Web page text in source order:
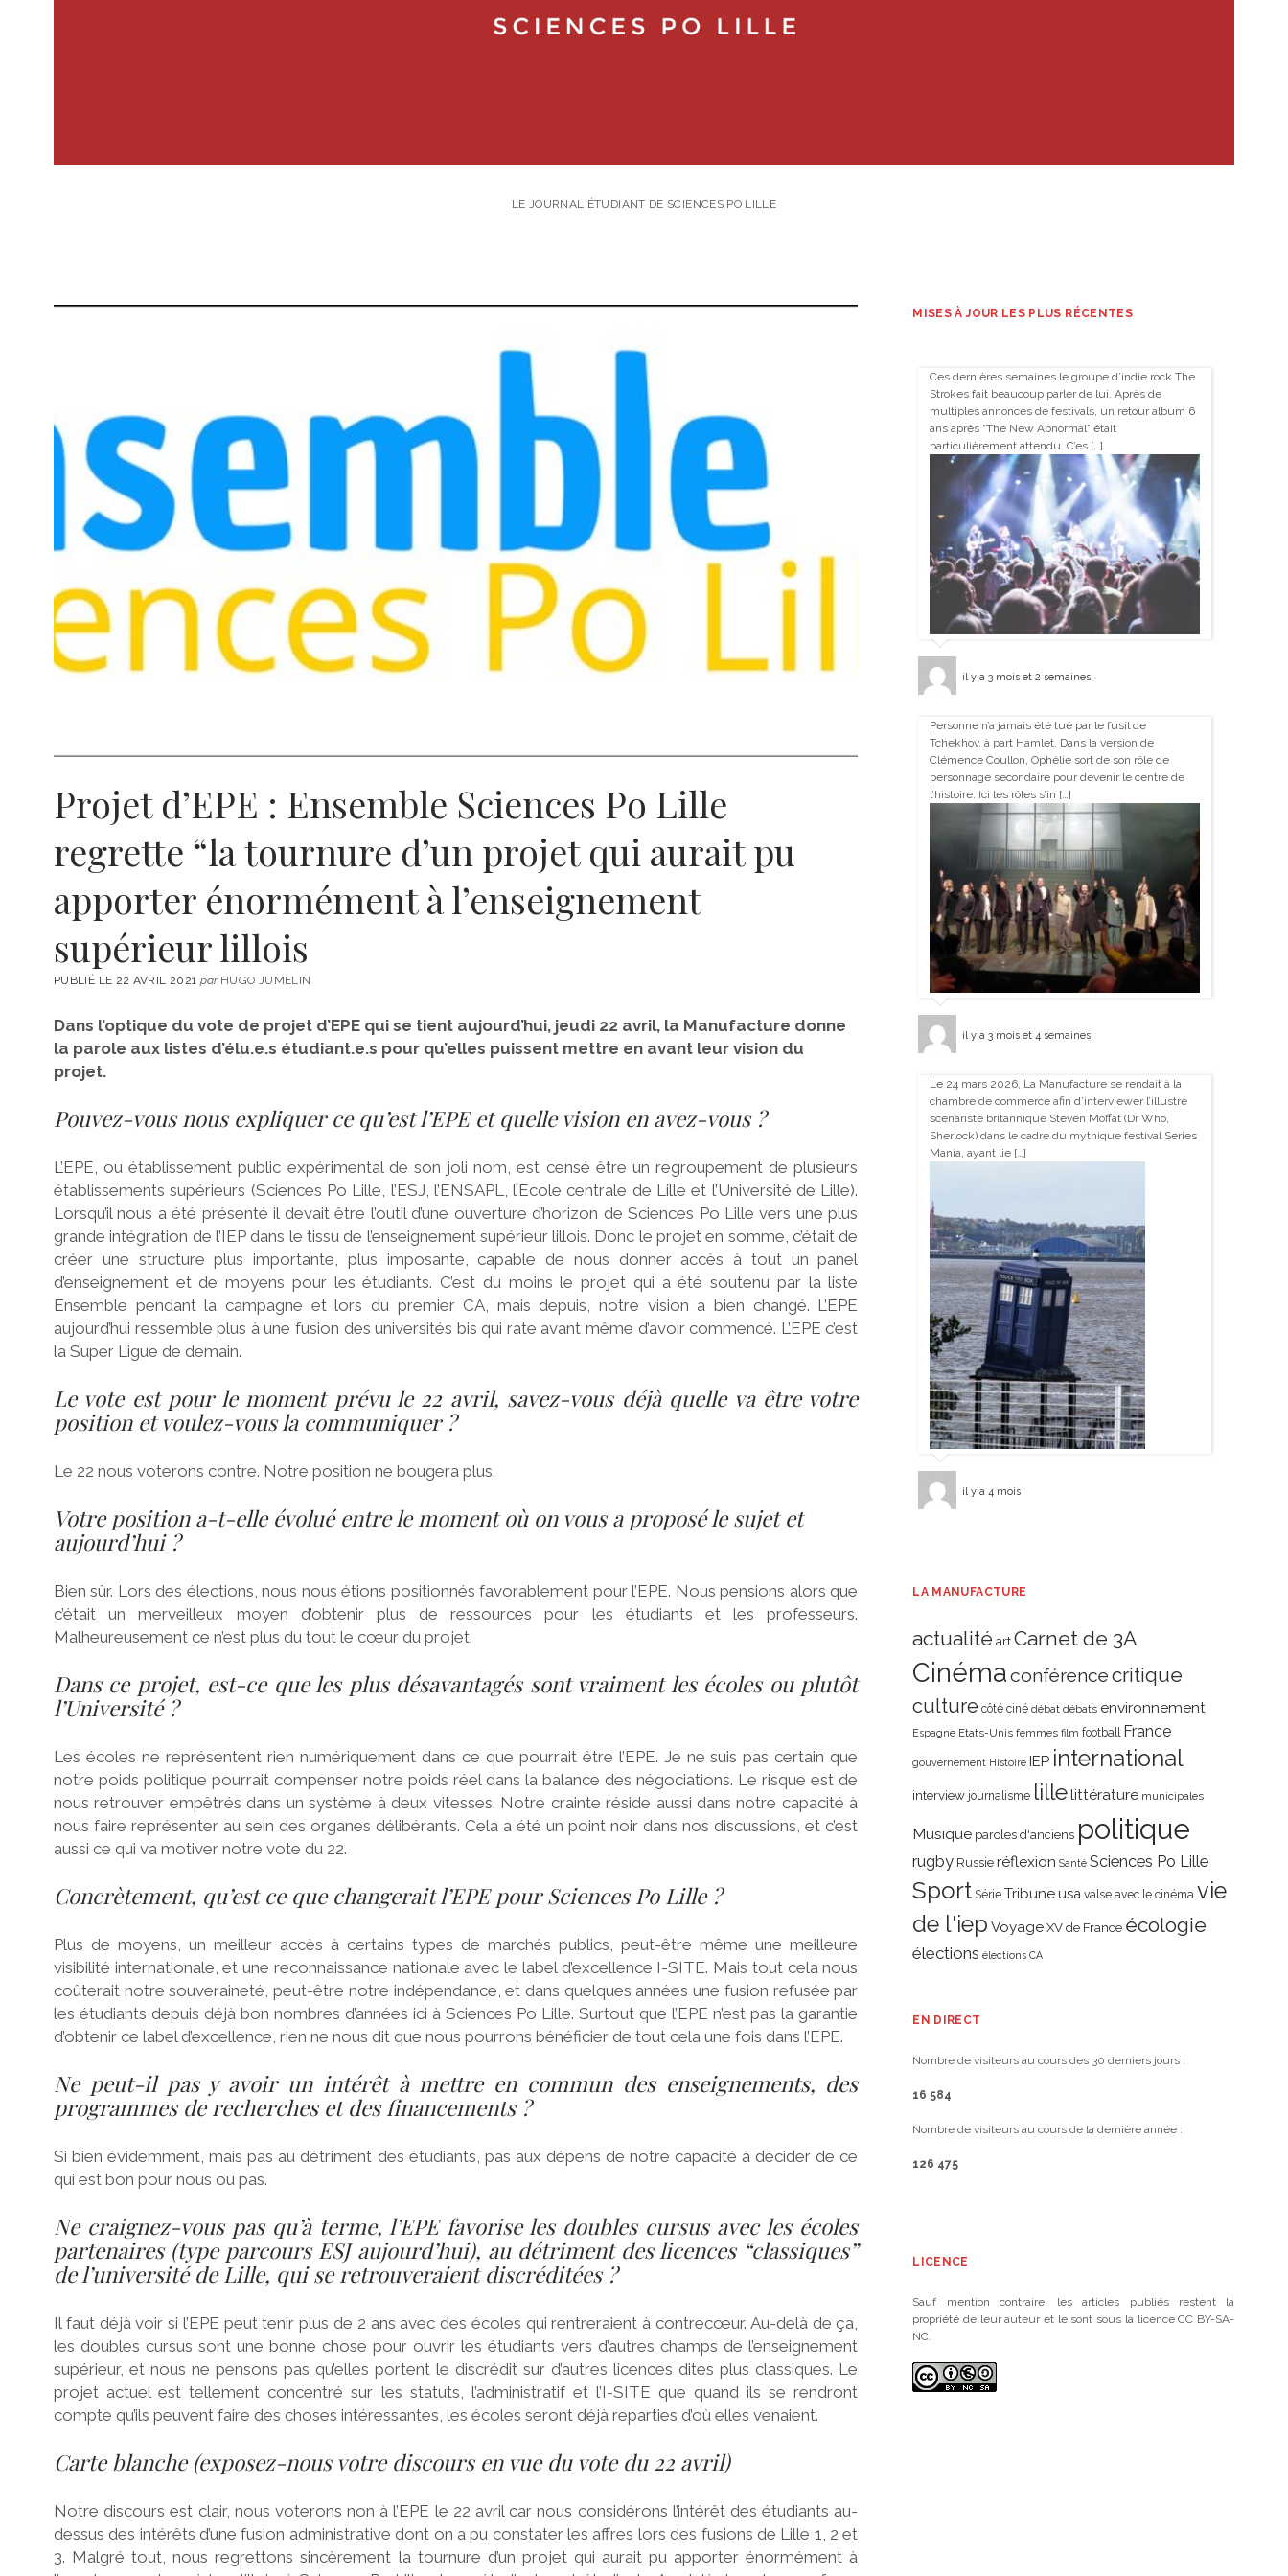
LE JOURNAL ÉTUDIANT DE SCIENCES PO LILLE
Projet d’EPE : Ensemble Sciences Po Lille
regrette “la tournure d’un projet qui aurait pu
apporter énormément à l’enseignement
supérieur lillois
PUBLIÉ LE 22 AVRIL 2021 parHUGO JUMELIN
Dans l’optique du vote de projet d’EPE qui se tient aujourd’hui, jeudi 22 avril, la Manufacture donne
la parole aux listes d’élu.e.s étudiant.e.s pour qu’elles puissent mettre en avant leur vision du
projet.
Pouvez-vous nous expliquer ce qu’est l’EPE et quelle vision en avez-vous ?
L’EPE, ou établissement public expérimental de son joli nom, est censé être un regroupement de plusieurs
établissements supérieurs (Sciences Po Lille, l’ESJ, l’ENSAPL, l’Ecole centrale de Lille et l’Université de Lille).
Lorsqu’il nous a été présenté il devait être l’outil d’une ouverture d’horizon de Sciences Po Lille vers une plus
grande intégration de l’IEP dans le tissu de l’enseignement supérieur lillois. Donc le projet en somme, c’était de
créer une structure plus importante, plus imposante, capable de nous donner accès à tout un panel
d’enseignement et de moyens pour les étudiants. C’est du moins le projet qui a été soutenu par la liste
Ensemble pendant la campagne et lors du premier CA, mais depuis, notre vision a bien changé. L’EPE
aujourd’hui ressemble plus à une fusion des universités bis qui rate avant même d’avoir commencé. L’EPE c’est
la Super Ligue de demain.
Le vote est pour le moment prévu le 22 avril, savez-vous déjà quelle va être votre
position et voulez-vous la communiquer ?
Le 22 nous voterons contre. Notre position ne bougera plus.
Votre position a-t-elle évolué entre le moment où on vous a proposé le sujet et
aujourd’hui ?
Bien sûr. Lors des élections, nous nous étions positionnés favorablement pour l’EPE. Nous pensions alors que
c’était un merveilleux moyen d’obtenir plus de ressources pour les étudiants et les professeurs.
Malheureusement ce n’est plus du tout le cœur du projet.
Dans ce projet, est-ce que les plus désavantagés sont vraiment les écoles ou plutôt
l’Université ?
Les écoles ne représentent rien numériquement dans ce que pourrait être l’EPE. Je ne suis pas certain que
notre poids politique pourrait compenser notre poids réel dans la balance des négociations. Le risque est de
nous retrouver empêtrés dans un système à deux vitesses. Notre crainte réside aussi dans notre capacité à
nous faire représenter au sein des organes délibérants. Cela a été un point noir dans nos discussions, et c’est
aussi ce qui va motiver notre vote du 22.
Concrètement, qu’est ce que changerait l’EPE pour Sciences Po Lille ?
Plus de moyens, un meilleur accès à certains types de marchés publics, peut-être même une meilleure
visibilité internationale, et une reconnaissance nationale avec le label d’excellence I-SITE. Mais tout cela nous
coûterait notre souveraineté, peut-être notre indépendance, et dans quelques années une fusion refusée par
les étudiants depuis déjà bon nombres d’années ici à Sciences Po Lille. Surtout que l’EPE n’est pas la garantie
d’obtenir ce label d’excellence, rien ne nous dit que nous pourrons bénéficier de tout cela une fois dans l’EPE.
Ne peut-il pas y avoir un intérêt à mettre en commun des enseignements, des
programmes de recherches et des financements ?
Si bien évidemment, mais pas au détriment des étudiants, pas aux dépens de notre capacité à décider de ce
qui est bon pour nous ou pas.
Ne craignez-vous pas qu’à terme, l’EPE favorise les doubles cursus avec les écoles
partenaires (type parcours ESJ aujourd’hui), au détriment des licences “classiques”
del’université de Lille, qui se retrouveraient discréditées ?
Il faut déjà voir si l’EPE peut tenir plus de 2 ans avec des écoles qui rentreraient à contrecœur. Au-delà de ça,
les doubles cursus sont une bonne chose pour ouvrir les étudiants vers d’autres champs de l’enseignement
supérieur, et nous ne pensons pas qu’elles portent le discrédit sur d’autres licences dites plus classiques. Le
projet actuel est tellement concentré sur les statuts, l’administratif et l’I-SITE que quand ils se rendront
compte qu’ils peuvent faire des choses intéressantes, les écoles seront déjà reparties d’où elles venaient.
Carte blanche (exposez-nous votre discours en vue du vote du 22 avril)
Notre discours est clair, nous voterons non à l’EPE le 22 avril car nous considérons l’intérêt des étudiants au-
dessus des intérêts d’une fusion administrative dont on a pu constater les affres lors des fusions de Lille 1, 2 et
3. Malgré tout, nous regrettons sincèrement la tournure d’un projet qui aurait pu apporter énormément à
MISES À JOUR LES PLUS RÉCENTES
Ces dernières semaines le groupe d’indie rock The
Strokes fait beaucoup parler de lui. Après de
multiples annonces de festivals, un retour album 6
ans après “The New Abnormal” était
particulièrement attendu. C’es […]
il y a 3 mois et 2 semaines
Personne n’a jamais été tué par le fusil de
Tchekhov, à part Hamlet. Dans la version de
Clémence Coullon, Ophélie sort de son rôle de
personnage secondaire pour devenir le centre de
l’histoire. Ici les rôles s’in […]
il y a 3 mois et 4 semaines
Le 24 mars 2026, La Manufacture se rendait à la
chambre de commerce afin d’interviewer l’illustre
scénariste britannique Steven Moffat (Dr Who,
Sherlock) dans le cadre du mythique festival Series
Mania, ayant lie […]
il y a 4 mois
LA MANUFACTURE
actualité art Carnet de 3A
Cinémaconférencecritique
culture côté ciné débat débats environnement
Espagne Etats-Unis femmes film football France
gouvernement Histoire IEP international
interview journalisme lillelittérature municipales
Musique paroles d'anciens politique
rugby Russie réflexion Santé Sciences Po Lille
Sport Série Tribune usa valse avec le cinéma vie
de l'iep Voyage XV de France écologie
élections élections CA
EN DIRECT
Nombre de visiteurs au cours des 30 derniers jours :
16 584
Nombre de visiteurs au cours de la dernière année :
126 475
LICENCE
Sauf mention contraire, les articles publiés restent la
propriété de leur auteur et le sont sous la licence CC BY-SA-
NC.